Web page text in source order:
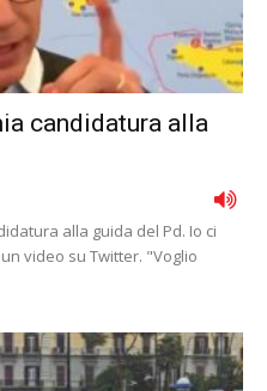
candidatura alla
alla guida del Pd. Io ci
video su Twitter. "Voglio